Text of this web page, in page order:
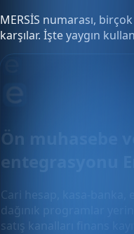
MERSİS numarası,
karşılar. İşte yaygın
Ön muhasebe
entegrasyonu
Cari hesap, kasa-banka,
dağınık programlar
satış kanalları finans